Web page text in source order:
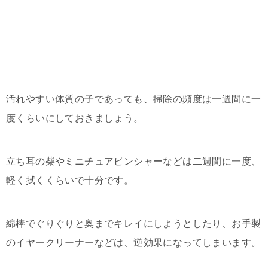
汚れやすい体質の子であっても、掃除の頻度は一週間に一
度くらいにしておきましょう。
立ち耳の柴やミニチュアピンシャーなどは二週間に一度、
軽く拭くくらいで十分です。
綿棒でぐりぐりと奥までキレイにしようとしたり、お手製
のイヤークリーナーなどは、逆効果になってしまいます。